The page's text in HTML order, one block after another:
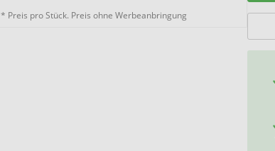
* Preis pro Stück. Preis ohne Werbeanbringung